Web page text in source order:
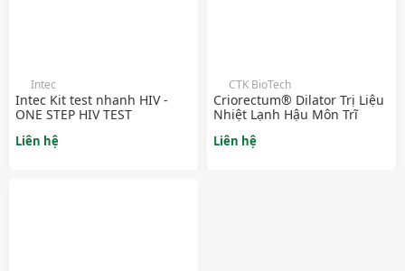
Intec
Intec Kit test nhanh HIV -
ONE STEP HIV TEST
Liên hệ
CTK BioTech
Criorectum® Dilator Trị Liệu
Nhiệt Lạnh Hậu Môn Trĩ
Liên hệ